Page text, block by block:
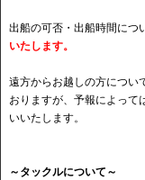
出船の可否・出船時間につ
いたします。
遠方からお越しの方につい
おりますが、予報によって
いいたします。
～タックルについて～